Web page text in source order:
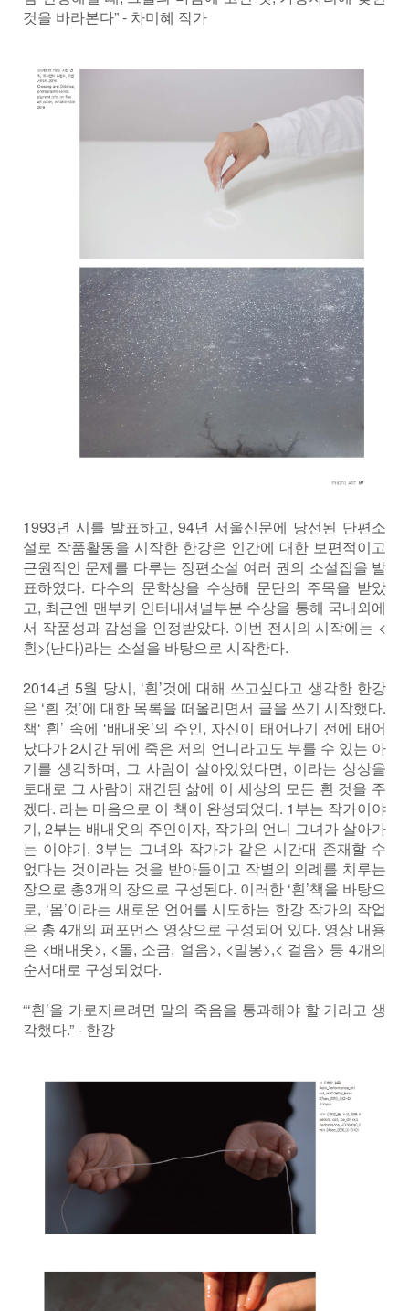
것을 바라본다” - 차미혜 작가
1993년 시를 발표하고, 94년 서울신문에 당선된 단편소
설로 작품활동을 시작한 한강은 인간에 대한 보편적이고
근원적인 문제를 다루는 장편소설 여러 권의 소설집을 발
표하였다. 다수의 문학상을 수상해 문단의 주목을 받았
고, 최근엔 맨부커 인터내셔널부분 수상을 통해 국내외에
서 작품성과 감성을 인정받았다. 이번 전시의 시작에는 <
흰>(난다)라는 소설을 바탕으로 시작한다.
2014년 5월 당시, ‘흰’것에 대해 쓰고싶다고 생각한 한강
은 ‘흰 것’에 대한 목록을 떠올리면서 글을 쓰기 시작했다.
책‘ 흰’ 속에 ‘배내옷’의 주인, 자신이 태어나기 전에 태어
났다가 2시간 뒤에 죽은 저의 언니라고도 부를 수 있는 아
기를 생각하며, 그 사람이 살아있었다면, 이라는 상상을
토대로 그 사람이 재건된 삶에 이 세상의 모든 흰 것을 주
겠다. 라는 마음으로 이 책이 완성되었다. 1부는 작가이야
기, 2부는 배내옷의 주인이자, 작가의 언니 그녀가 살아가
는 이야기, 3부는 그녀와 작가가 같은 시간대 존재할 수
없다는 것이라는 것을 받아들이고 작별의 의례를 치루는
장으로 총3개의 장으로 구성된다. 이러한 ‘흰’책을 바탕으
로, ‘몸’이라는 새로운 언어를 시도하는 한강 작가의 작업
은 총 4개의 퍼포먼스 영상으로 구성되어 있다. 영상 내용
은 <배내옷>, <돌, 소금, 얼음>, <밀봉>,< 걸음> 등 4개의
순서대로 구성되었다.
“‘흰’을 가로지르려면 말의 죽음을 통과해야 할 거라고 생
각했다.” - 한강